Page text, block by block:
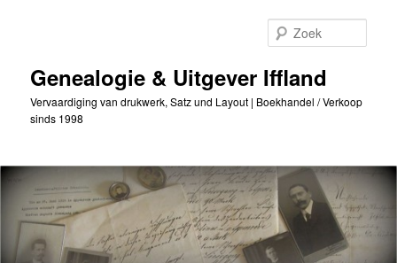
inhoudGenealogie & Uitgever Iffland
Vervaardiging van drukwerk, Satz und Layout | Boekhandel / Verkoop
sinds 1998